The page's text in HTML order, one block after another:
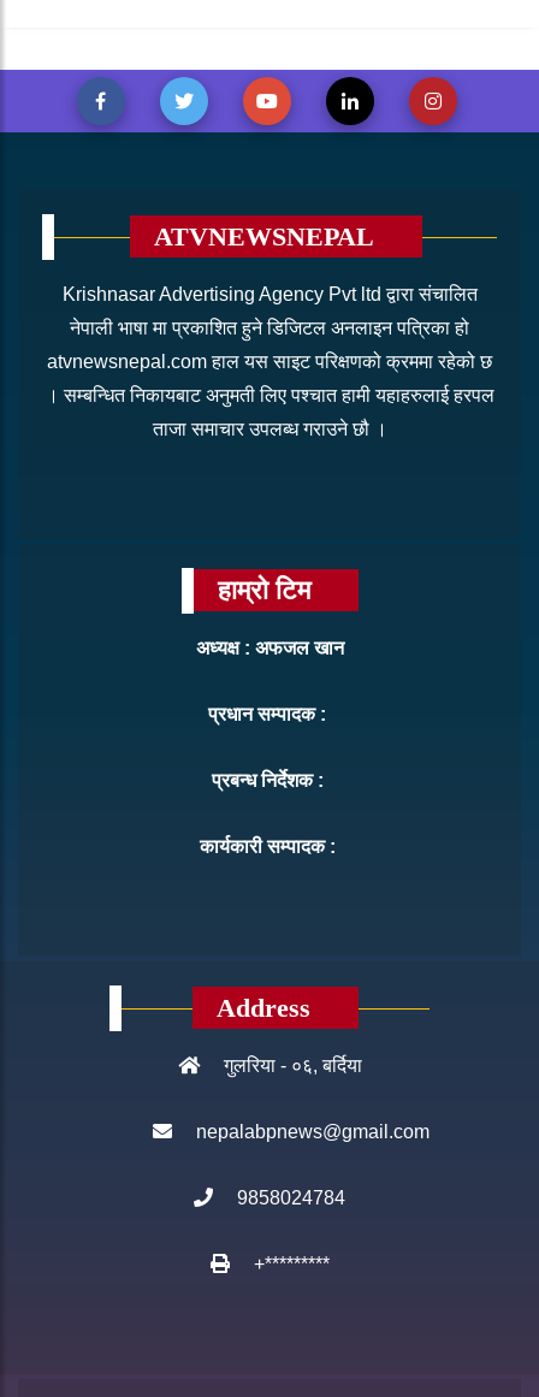
ATVNEWSNEPAL
Krishnasar Advertising Agency Pvt ltd द्वारा संचालित
नेपाली भाषा मा प्रकाशित हुने डिजिटल अनलाइन पत्रिका हो
atvnewsnepal.com हाल यस साइट परिक्षणको क्रममा रहेको छ
। सम्बन्धित निकायबाट अनुमती लिए पश्चात हामी यहाहरुलाई हरपल
ताजा समाचार उपलब्ध गराउने छौ ।
हाम्रो टिम
अध्यक्ष : अफजल खान
प्रधान सम्पादक :
प्रबन्ध निर्देशक :
कार्यकारी सम्पादक :
Address
गुलरिया - ०६, बर्दिया
nepalabpnews@gmail.com
9858024784
+*********